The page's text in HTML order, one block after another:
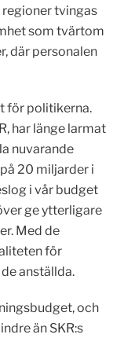
tvingas
som tvärtom
där personalen
för politikerna.
har länge larmat
nuvarande
20 miljarder i
i vår budget
ge ytterligare
Med de
för
anställda.
och
än SKR:s